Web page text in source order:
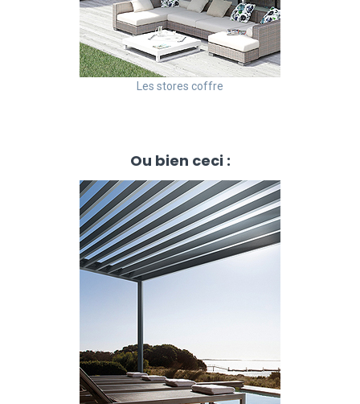
Les stores coffre
Ou bien ceci :